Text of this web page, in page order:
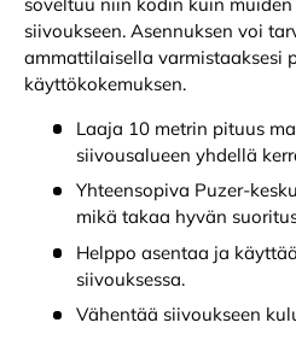
siivoukseen. Asennuksen voi
ammattilaisella varmistaaksesi
käyttökokemuksen.
Laaja 10 metrin pituus
siivousalueen yhdellä
Yhteensopiva Puzer-
mikä takaa hyvän
Helppo asentaa ja
siivouksessa.
Vähentää siivoukseen